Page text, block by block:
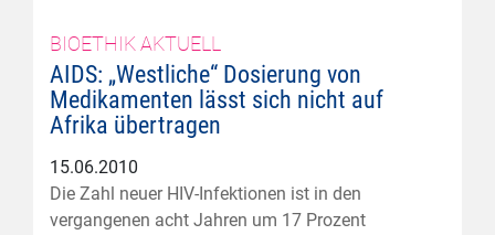
BIOETHIK AKTUELL
AIDS: „Westliche“ Dosierung von
Medikamenten lässt sich nicht auf
Afrika übertragen
15.06.2010
Die Zahl neuer HIV-Infektionen ist in den
vergangenen acht Jahren um 17 Prozent